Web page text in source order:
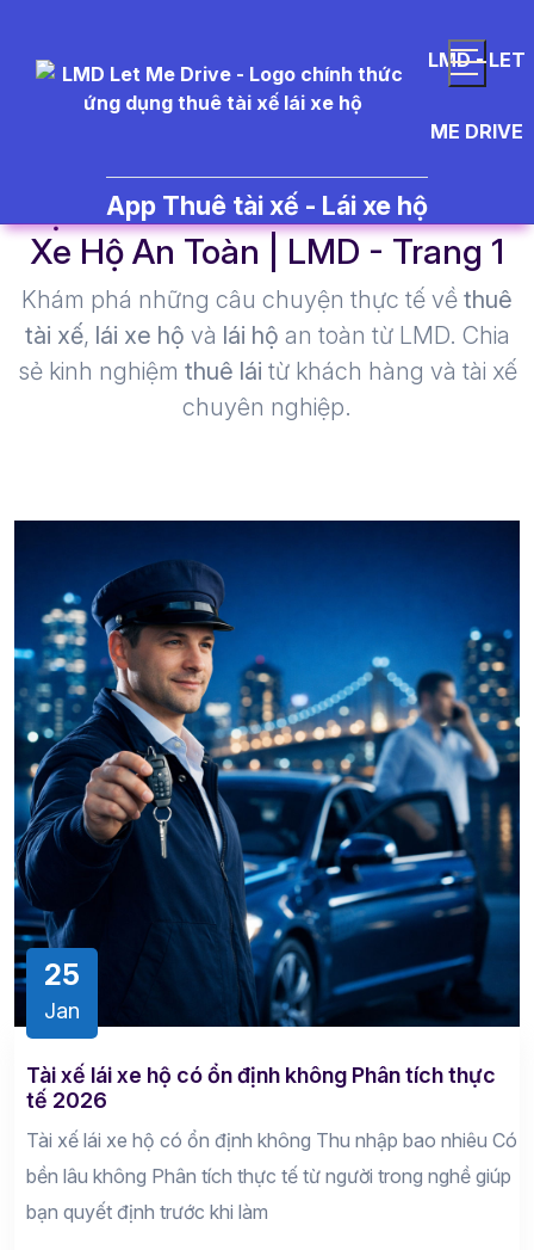
LMD - LET
ME DRIVE
App Thuê tài xế - Lái xe hộ
việc làm tài xế - Thuê Tài Xế Lái
Xe Hộ An Toàn | LMD - Trang 1​
Khám phá những câu chuyện thực tế về thuê
tài xế, lái xe hộ và lái hộ an toàn từ LMD. Chia
sẻ kinh nghiệm thuê lái từ khách hàng và tài xế
chuyên nghiệp.
25
Jan
Tài xế lái xe hộ có ổn định không Phân tích thực
tế 2026
Tài xế lái xe hộ có ổn định không Thu nhập bao nhiêu Có
bền lâu không Phân tích thực tế từ người trong nghề giúp
bạn quyết định trước khi làm